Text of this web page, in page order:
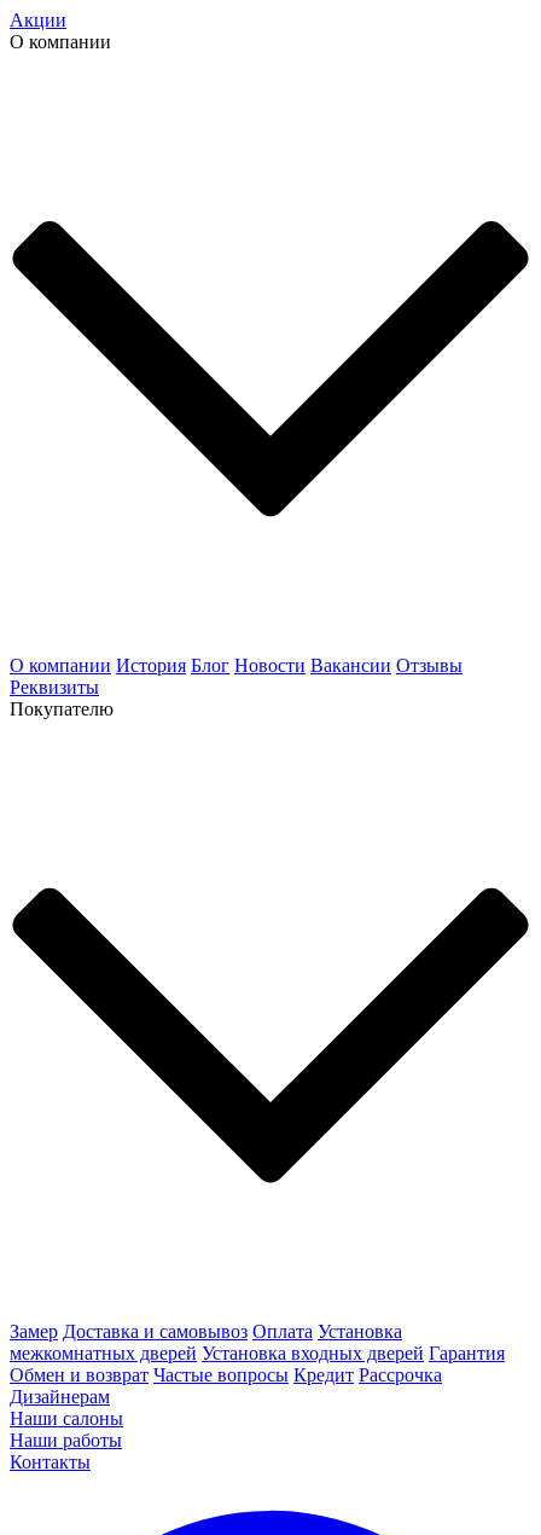
Акции
О компании
О компании История Блог Новости Вакансии Отзывы
Реквизиты
Покупателю
Замер Доставка и самовывоз Оплата Установка
межкомнатных дверей Установка входных дверей Гарантия
Обмен и возврат Частые вопросы Кредит Рассрочка
Дизайнерам
Наши салоны
Наши работы
Контакты